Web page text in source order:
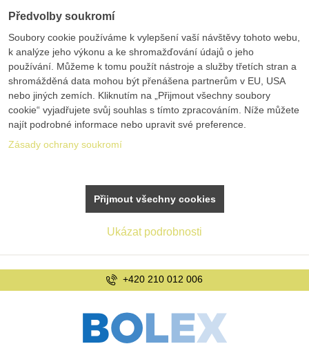
Předvolby soukromí
Soubory cookie používáme k vylepšení vaší návštěvy tohoto webu,
k analýze jeho výkonu a ke shromažďování údajů o jeho
používání. Můžeme k tomu použít nástroje a služby třetích stran a
shromážděná data mohou být přenášena partnerům v EU, USA
nebo jiných zemích. Kliknutím na „Přijmout všechny soubory
cookie“ vyjadřujete svůj souhlas s tímto zpracováním. Níže můžete
najít podrobné informace nebo upravit své preference.
Zásady ochrany soukromí
Ukázat podrobnosti
Přijmout všechny cookies